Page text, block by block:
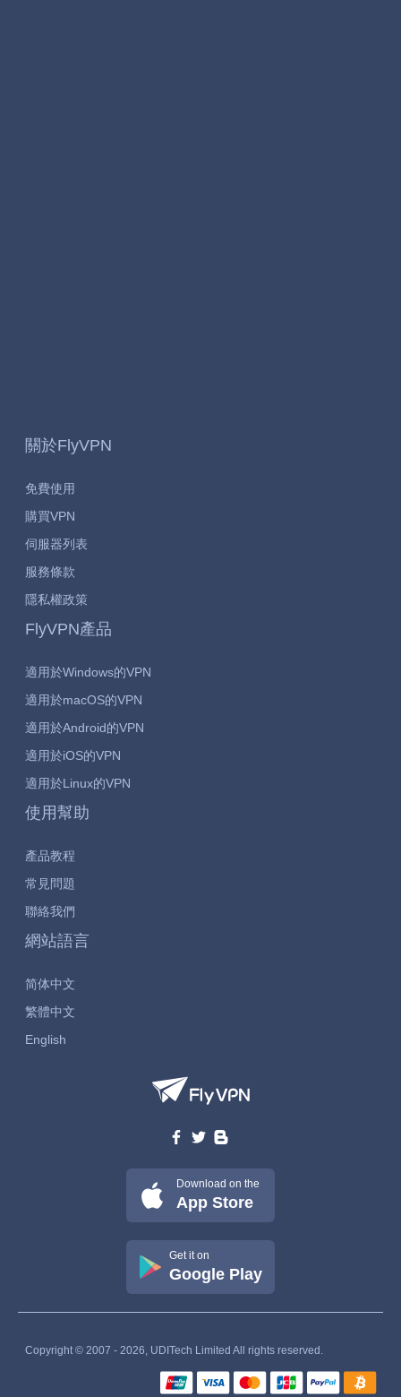
關於FlyVPN
免費使用
購買VPN
伺服器列表
服務條款
隱私權政策
FlyVPN產品
適用於Windows的VPN
適用於macOS的VPN
適用於Android的VPN
適用於iOS的VPN
適用於Linux的VPN
使用幫助
產品教程
常見問題
聯絡我們
網站語言
简体中文
繁體中文
English
Download on the
App Store
Get it on
Google Play
Copyright © 2007 - 2026, UDITech Limited All rights reserved.